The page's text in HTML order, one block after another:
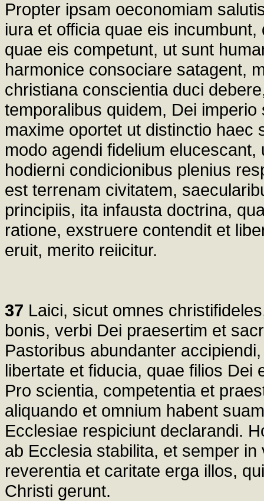
Propter ipsam oeconomiam
iura et officia quae eis
quae eis competunt, ut sunt
harmonice consociare satagent,
christiana conscientia duci
temporalibus quidem, Dei
maxime oportet ut distinctio haec
modo agendi fidelium
hodierni condicionibus plenius
est terrenam civitatem,
principiis, ita infausta doctrina,
ratione, exstruere contendit et
eruit, merito reiicitur.
37 Laici, sicut omnes
bonis, verbi Dei praesertim et
Pastoribus abundanter
libertate et fiducia, quae filios
Pro scientia, competentia et
aliquando et omnium habent
Ecclesiae respiciunt declarandi.
ab Ecclesia stabilita, et semper
reverentia et caritate erga illos,
Christi gerunt.